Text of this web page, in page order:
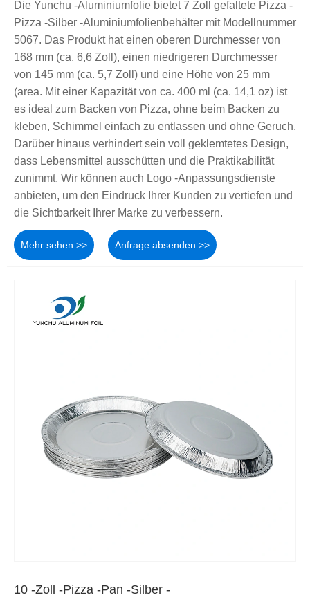
Die Yunchu -Aluminiumfolie bietet 7 Zoll gefaltete Pizza -
Pizza -Silber -Aluminiumfolienbehälter mit Modellnummer
5067. Das Produkt hat einen oberen Durchmesser von
168 mm (ca. 6,6 Zoll), einen niedrigeren Durchmesser
von 145 mm (ca. 5,7 Zoll) und eine Höhe von 25 mm
(area. Mit einer Kapazität von ca. 400 ml (ca. 14,1 oz) ist
es ideal zum Backen von Pizza, ohne beim Backen zu
kleben, Schimmel einfach zu entlassen und ohne Geruch.
Darüber hinaus verhindert sein voll geklemtetes Design,
dass Lebensmittel ausschütten und die Praktikabilität
zunimmt. Wir können auch Logo -Anpassungsdienste
anbieten, um den Eindruck Ihrer Kunden zu vertiefen und
die Sichtbarkeit Ihrer Marke zu verbessern.
Mehr sehen >> Anfrage absenden >>
10 -Zoll -Pizza -Pan -Silber -